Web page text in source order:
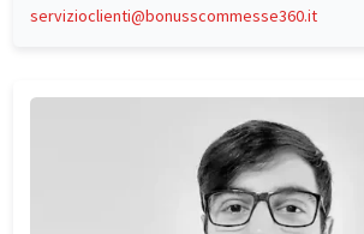
servizioclienti@bonusscommesse360.it